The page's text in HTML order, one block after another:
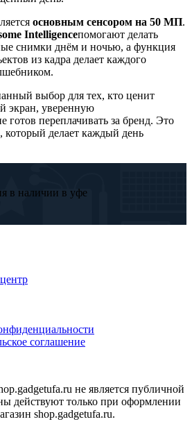
основным сенсором на 50 МП.
Intelligenceпомогают делать
снимки днём и ночью, а функция
из кадра делает каждого
выбор для тех, кто ценит
экран, уверенную
готов переплачивать за бренд. Это
делает каждый день
в наличии в уфе
соглашение
не является публичной
действуют только при оформлении
shop.gadgetufa.ru.